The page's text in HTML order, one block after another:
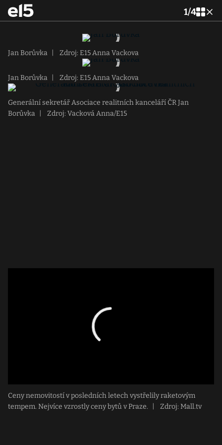
1/4
Jan Borůvka Zdroj: E15 Anna Vackova
Jan Borůvka Zdroj: E15 Anna Vackova
Generální sekretář Asociace realitních kanceláří ČR Jan
Borůvka
Zdroj: Vacková Anna/E15
Ceny nemovitostí v posledních letech vystřelily raketovým
tempem. Nejvíce vzrostly ceny bytů v Praze.
Zdroj: Mall.tv